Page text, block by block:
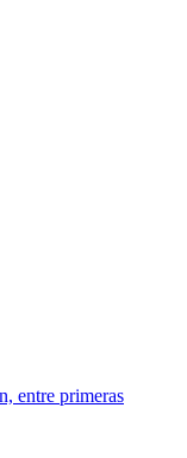
entre primeras